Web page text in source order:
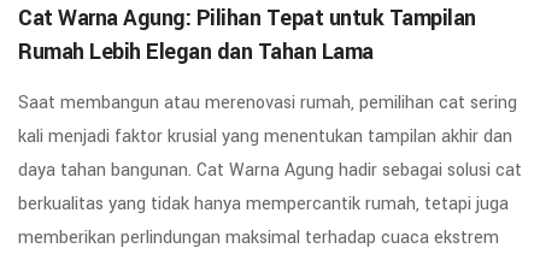
Cat Warna Agung: Pilihan Tepat untuk Tampilan
Rumah Lebih Elegan dan Tahan Lama
Saat membangun atau merenovasi rumah, pemilihan cat sering
kali menjadi faktor krusial yang menentukan tampilan akhir dan
daya tahan bangunan. Cat Warna Agung hadir sebagai solusi cat
berkualitas yang tidak hanya mempercantik rumah, tetapi juga
memberikan perlindungan maksimal terhadap cuaca ekstrem